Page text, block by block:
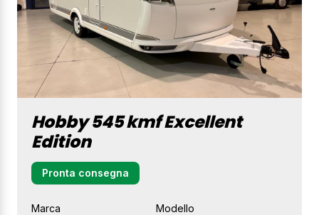
Hobby 545 kmf Excellent
Edition
Pronta consegna
Marca Modello